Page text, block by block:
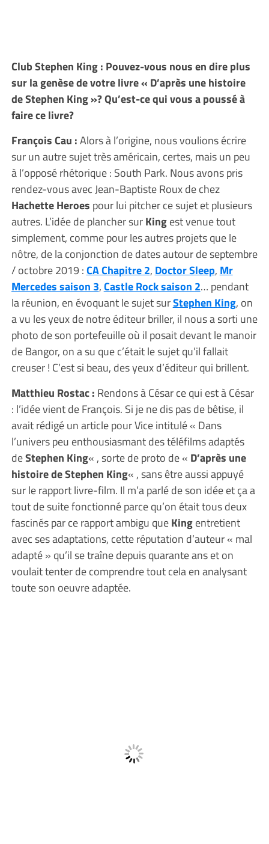
Club Stephen King : Pouvez-vous nous en dire plus
sur la genèse de votre livre « D’après une histoire
de Stephen King »? Qu’est-ce qui vous a poussé à
faire ce livre?
François Cau :Alors à l’origine, nous voulions écrire
sur un autre sujet très américain, certes, mais un peu
à l’opposé rhétorique : South Park. Nous avons pris
rendez-vous avec Jean-Baptiste Roux de chez
Hachette Heroes pour lui pitcher ce sujet et plusieurs
autres. L’idée de plancher surKingest venue tout
simplement, comme pour les autres projets que le
nôtre, de la conjonction de dates autour de septembre
/ octobre 2019 :CA Chapitre 2, Doctor Sleep, Mr
Mercedes saison 3,Castle Rock saison 2… pendant
la réunion, en évoquant le sujet surStephen King, on
a vu les yeux de notre éditeur briller, il nous a sorti une
photo de son portefeuille où il posait devant le manoir
de Bangor, on a su que c’était le sujet qu’il fallait
creuser ! C’est si beau, des yeux d’éditeur qui brillent.
Matthieu Rostac : Rendons à César ce qui est à César
: l’idée vient de François. Si je ne dis pas de bêtise, il
avait rédigé un article pour Vice intitulé « Dans
l’univers peu enthousiasmant des téléfilms adaptés
deStephen King« , sorte de proto de « D’après une
histoire de Stephen King« , sans être aussi appuyé
sur le rapport livre-film. Il m’a parlé de son idée et ça a
tout de suite fonctionné parce qu’on était tous deux
fascinés par ce rapport ambigu queKingentretient
avec ses adaptations, cette réputation d’auteur « mal
adapté » qu’il se traîne depuis quarante ans et on
voulait tenter de comprendre tout cela en analysant
toute son oeuvre adaptée.